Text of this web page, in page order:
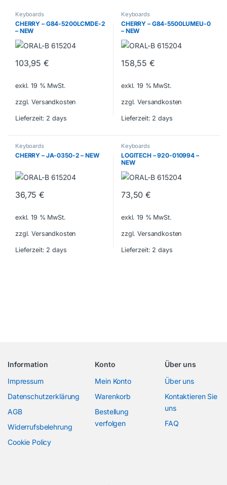
Keyboards
CHERRY – G84-5200LCMDE-2
– NEW
103,95€
exkl. 19 % MwSt.
zzgl. Versandkosten
Lieferzeit: 2 days
Keyboards
CHERRY – G84-5500LUMEU-0
– NEW
158,55€
exkl. 19 % MwSt.
zzgl. Versandkosten
Lieferzeit: 2 days
Keyboards
CHERRY – JA-0350-2 – NEW
36,75€
exkl. 19 % MwSt.
zzgl. Versandkosten
Lieferzeit: 2 days
Keyboards
LOGITECH – 920-010994 –
NEW
73,50€
exkl. 19 % MwSt.
zzgl. Versandkosten
Lieferzeit: 2 days
Information
Impressum
Datenschutzerklärung
AGB
Widerrufsbelehrung
Cookie Policy
Konto
Mein Konto
Warenkorb
Bestellung
verfolgen
Über uns
Über uns
Kontaktieren Sie
uns
FAQ